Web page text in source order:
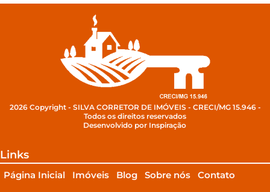
2026 Copyright - SILVA CORRETOR DE IMÓVEIS - CRECI/MG 15.946 -
Todos os direitos reservados
Desenvolvido por Inspiração
Links
Página Inicial Imóveis Blog Sobre nós Contato